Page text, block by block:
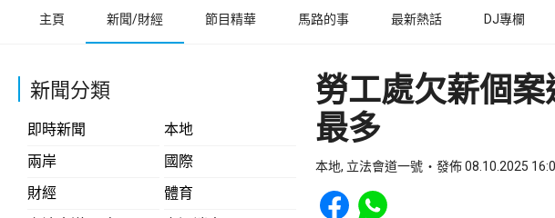
主頁 新聞/財經 節目精華 馬路的事 最新熱話 DJ專欄
新聞分類
即時新聞
本地
兩岸
國際
財經
體育
勞工處欠薪個
最多
本地, 立法會道一號 發佈 08.10.2025
Share to Facebook
Share to WhatsApp